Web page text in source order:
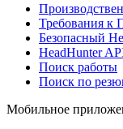
Требования к
Безопасный
HeadHunter
Поиск работы
Поиск по
Мобильное